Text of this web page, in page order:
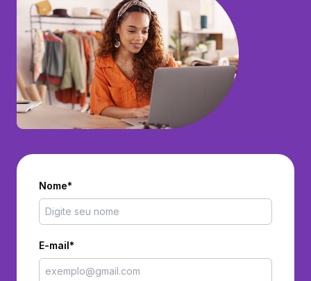
Nome*
E-mail*